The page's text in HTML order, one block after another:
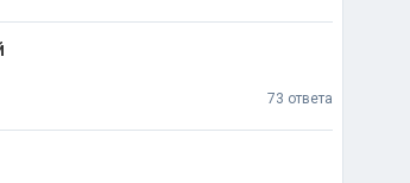
73 ответа